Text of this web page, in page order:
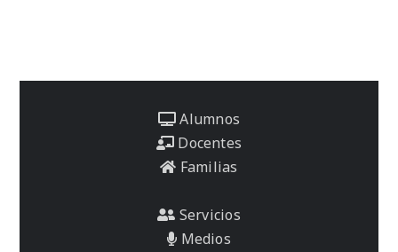
Alumnos
Docentes
Familias
Servicios
Medios